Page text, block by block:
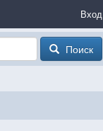
Вход
Поиск